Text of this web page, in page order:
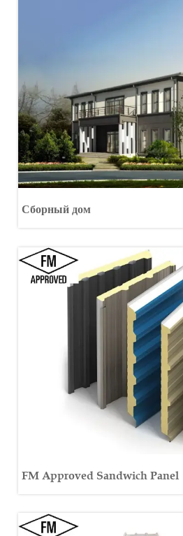
Сборный дом
FM Approved Sandwich Panel